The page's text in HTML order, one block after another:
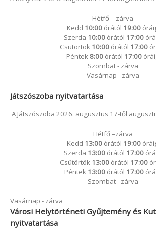
Hétfő – zárva
Kedd 10:00 órától 19:00
Szerda 10:00 órától 17:00
Csütörtök 10:00 órától 17:00
Péntek 8:00órától 17:00
Szombat - zárva
Vasárnap - zárva
Játszószoba nyitvatartása
A Játszószoba 2026. augusztus 17-től
Hétfő –zárva
Kedd 13:00 órától 19:00
Szerda 13:00 órától 17:00
Csütörtök 13:00 órától 17:00
Péntek 13:00órától 17:00
Szombat - zárva
Vasárnap - zárva
Városi Helytörténeti Gyűjtemény és
nyitvatartása